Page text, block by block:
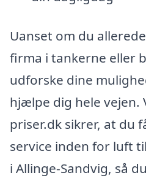
Uanset om du
firma i tankerne eller
udforske dine
hjælpe dig hele vejen.
priser.dk sikrer, at du
service inden for luft
i Allinge-Sandvig, så